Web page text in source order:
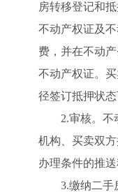
房转移登记和
不动产权证及
费，并在不动
不动产权证。
径签订抵押状态
2.审核。不动
机构、买卖双
办理条件的推送
3.缴纳二手房